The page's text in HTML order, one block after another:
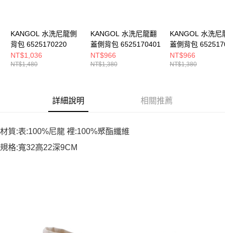
KANGOL 水洗尼龍側
背包 6525170220
NT$1,036
NT$1,480
KANGOL 水洗尼龍翻
蓋側背包 6525170401
NT$966
NT$1,380
KANGOL 水洗尼
蓋側背包
NT$966
NT$1,380
詳細說明 相關推薦
材質:表:100%尼龍 裡:100%聚酯纖維
規格:寬32高22深9CM